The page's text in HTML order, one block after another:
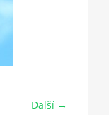
Další →